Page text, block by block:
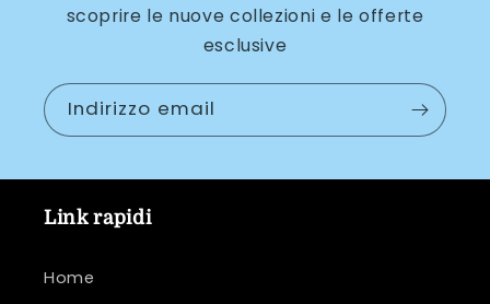
scoprire le nuove collezioni e le offerte
esclusive
Indirizzo email
Link rapidi
Home